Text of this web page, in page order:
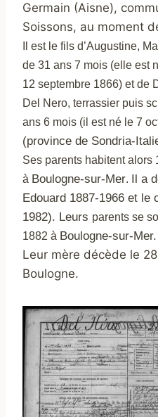
Germain (Aisne),
Soissons, au moment
Il est le fils d’Augustine,
de 31 ans 7 mois (elle est
12 septembre 1866) et de
Del Nero, terrassier puis
ans 6 mois (il est né le 7
(province de Sondria-
Ses parents habitent alors
à Boulogne-sur-Mer.
Il a
Edouard 1887-1966 et le
1982). Leurs parents se
1882 à Boulogne-sur-Mer.
Leur mère décède le
Boulogne.